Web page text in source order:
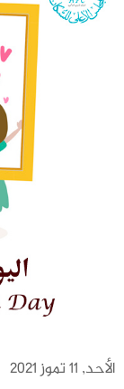
الأحد, 11 تموز 2021